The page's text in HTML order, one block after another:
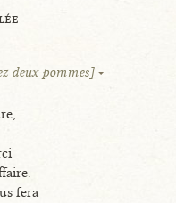
deux pommes]
fera